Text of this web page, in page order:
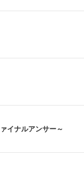
イナルアンサー～